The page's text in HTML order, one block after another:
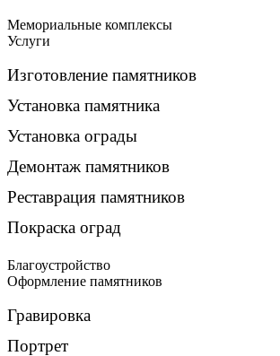
Мемориальные комплексы
Услуги
Изготовление памятников
Установка памятника
Установка ограды
Демонтаж памятников
Реставрация памятников
Покраска оград
Благоустройство
Оформление памятников
Гравировка
Портрет